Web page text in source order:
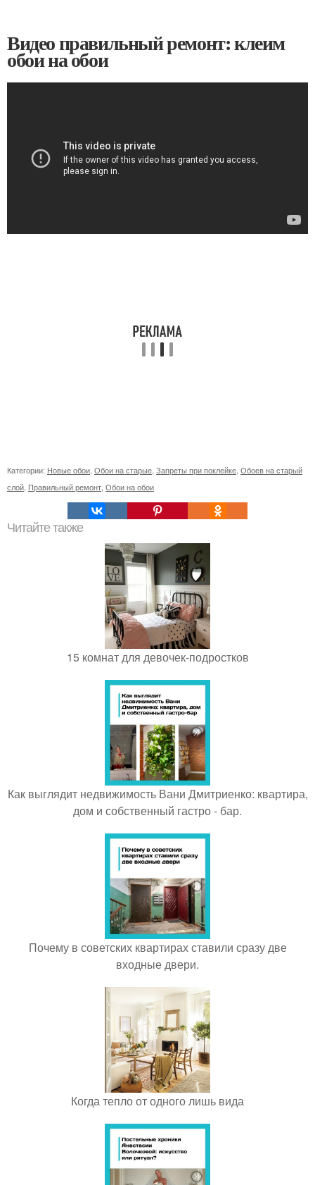
Видео правильный ремонт: клеим
обои на обои
Категории: Новые обои, Обои на старые, Запреты при поклейке, Обоев на старый
слой, Правильный ремонт, Обои на обои
Читайте также
15 комнат для девочек-подростков
Как выглядит недвижимость Вани Дмитриенко: квартира,
дом и собственный гастро - бар.
Почему в советских квартирах ставили сразу две
входные двери.
Когда тепло от одного лишь вида